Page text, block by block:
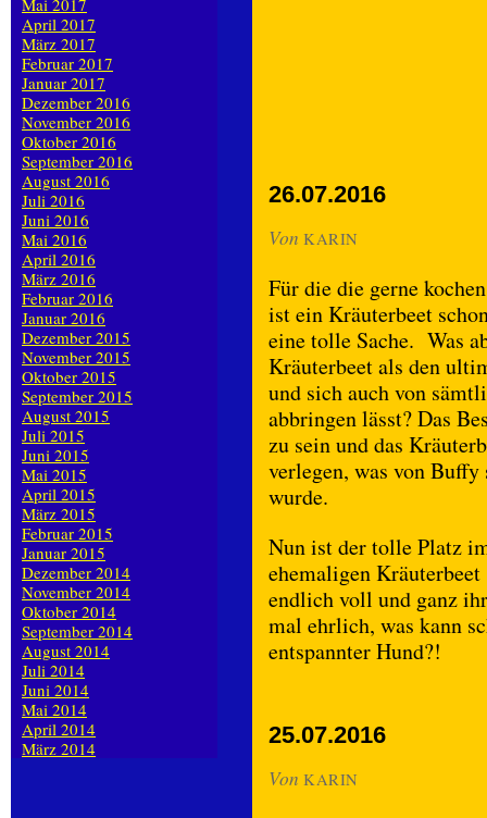
26.07.2016
Von KARIN
Für die die gerne kochen
ist ein Kräuterbeet
eine tolle Sache. Was
Kräuterbeet als den
und sich auch von
abbringen lässt? Das
zu sein und das
verlegen, was von
wurde.
Nun ist der tolle Platz
ehemaligen Kräuterbeet
endlich voll und ganz
mal ehrlich, was kann
entspannter Hund?!
25.07.2016
Von KARIN
Mai 2017
April 2017
März 2017
Februar 2017
Januar 2017
Dezember 2016
November 2016
Oktober 2016
September 2016
August 2016
Juli 2016
Juni 2016
Mai 2016
April 2016
März 2016
Februar 2016
Januar 2016
Dezember 2015
November 2015
Oktober 2015
September 2015
August 2015
Juli 2015
Juni 2015
Mai 2015
April 2015
März 2015
Februar 2015
Januar 2015
Dezember 2014
November 2014
Oktober 2014
September 2014
August 2014
Juli 2014
Juni 2014
Mai 2014
April 2014
März 2014